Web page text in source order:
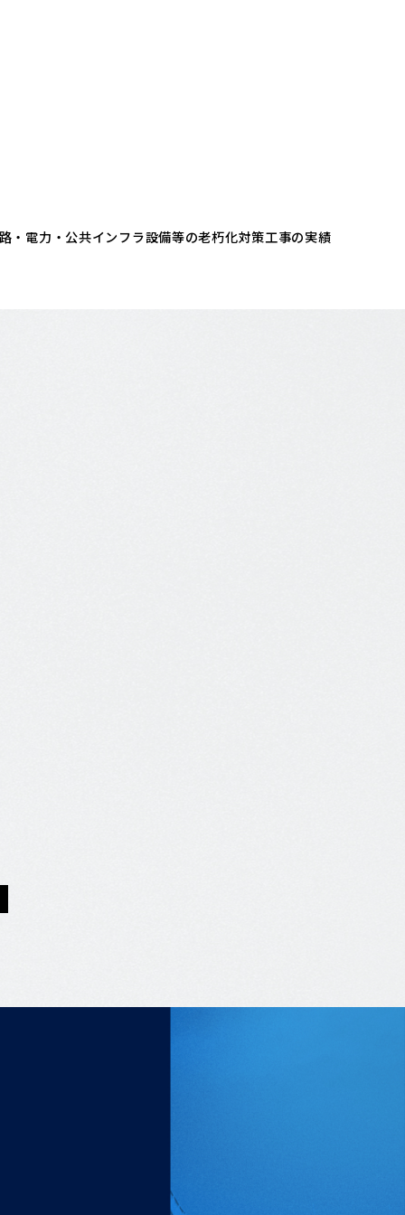
電力・公共インフラ設備等の老朽化対策工事の実績